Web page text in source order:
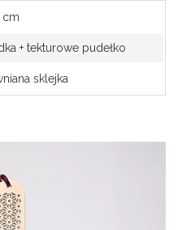
pudełko
sklejka